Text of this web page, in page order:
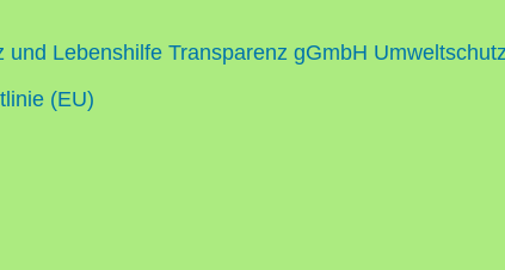
und Lebenshilfe Transparenz gGmbH
(EU)